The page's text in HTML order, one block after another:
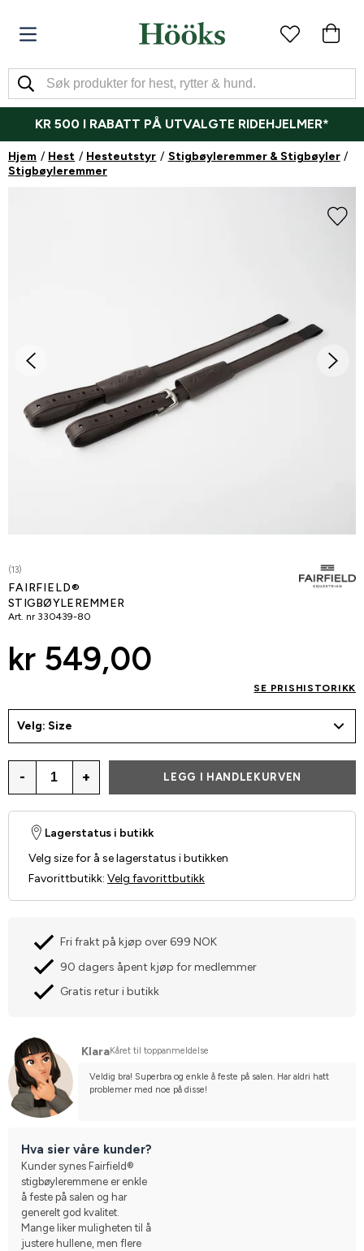
KR 500 I RABATT PÅ UTVALGTE RIDEHJELMER*
Hjem Hest Hesteutstyr
Stigbøyleremmer & Stigbøyler
Stigbøyleremmer
(13)
FAIRFIELD®
STIGBØYLEREMMER
Art. nr 330439-80
kr 549,00
SE PRISHISTORIKK
Velg: Size
- + LEGG I HANDLEKURVEN
Lagerstatus i butikk
Velg size for å se lagerstatus i butikken
Favorittbutikk: Velg favorittbutikk
Fri frakt på kjøp over 699 NOK
90 dagers åpent kjøp for medlemmer
Gratis retur i butikk
KlaraKåret til toppanmeldelse
Veldig bra! Superbra og enkle å feste på salen. Har aldri hatt
problemer med noe på disse!
Hva sier våre kunder?
Kunder synes Fairfield®
stigbøyleremmene er enkle
å feste på salen og har
generelt god kvalitet.
Mange liker muligheten til å
justere hullene, men flere